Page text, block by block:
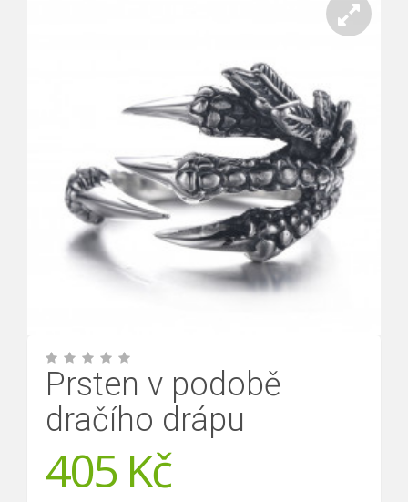
Prsten v podobě
dračího drápu
405Kč